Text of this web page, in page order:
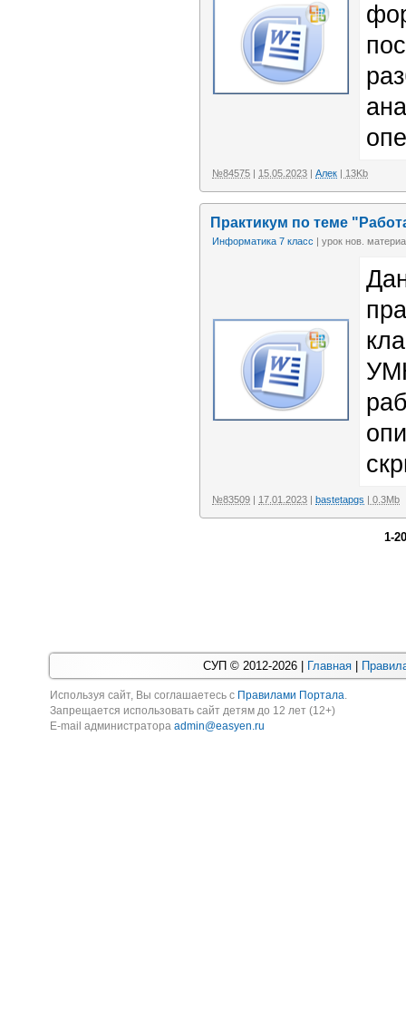
№84575 15.05.2023 Алек | 13Kb
Практикум по теме
Информатика 7 класс | урок нов.
№83509 17.01.2023 bastetapgs | 0.3Mb
1-
СУП © 2012-2026 | Главная
Используя cайт, Вы соглашаетесь с Правилами Портала.
Запрещается использовать сайт детям до 12 лет (12+)
E-mail администратора admin@easyen.ru